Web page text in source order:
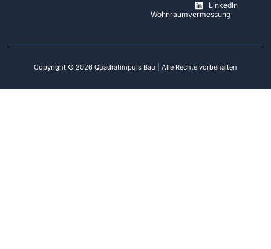
Wohnraumvermessung
LinkedIn
Copyright © 2026 Quadratimpuls Bau | Alle Rechte vorbehalten